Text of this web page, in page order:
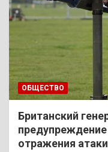
ОБЩЕСТВО
Британский
отражения